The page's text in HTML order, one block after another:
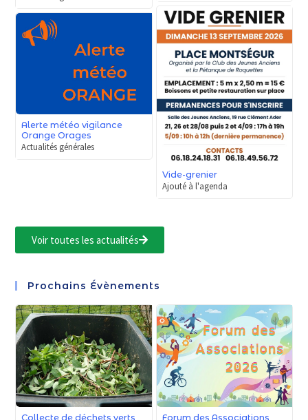
Alerte météo vigilance
Orange Orages
Actualités générales
Vide-grenier
Ajouté à l'agenda
Voir toutes les actualités
Prochains Évènements
Collecte de déchets verts
Forum des Associations